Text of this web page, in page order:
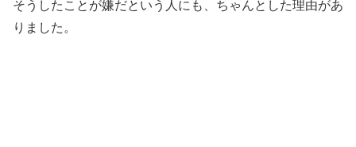
そうしたことが嫌だという人にも、ちゃんとした理由があ
りました。